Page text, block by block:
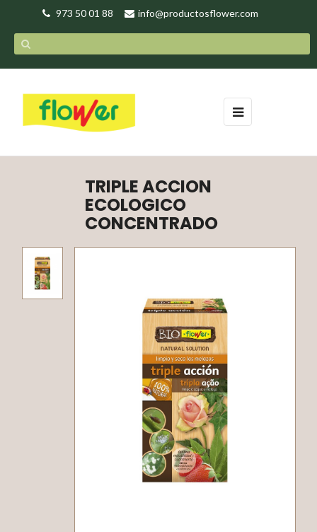
973 50 01 88 info@productosflower.com
Navegación
de
☰
TRIPLE ACCION
ECOLOGICO
CONCENTRADO